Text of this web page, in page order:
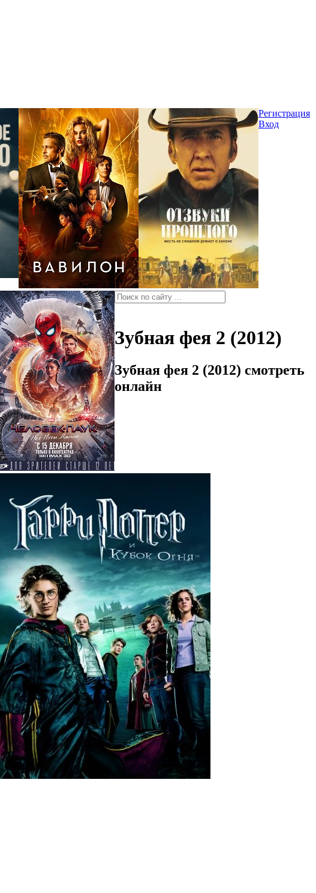
Регистрация
Вход
Зубная фея 2 (2012)
Зубная фея 2 (2012) смотреть
онлайн